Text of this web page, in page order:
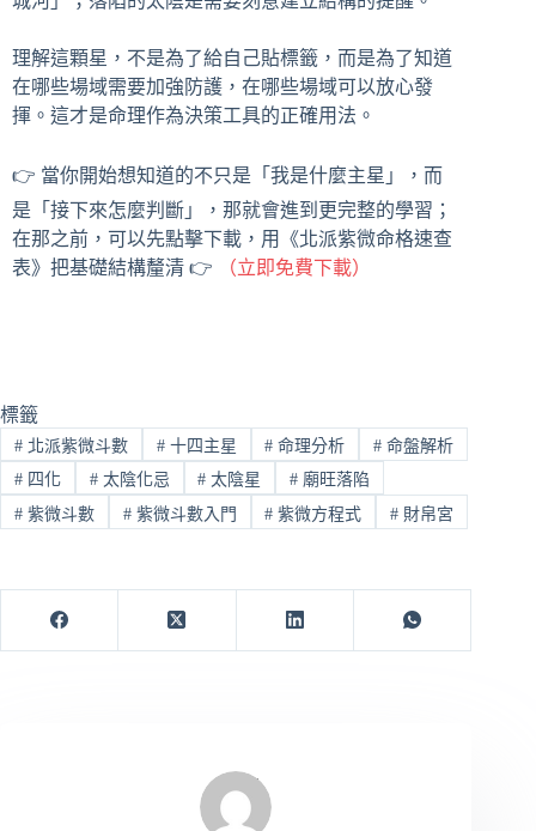
理解這顆星，不是為了給自己貼標籤，而是為了知道
在哪些場域需要加強防護，在哪些場域可以放心發
揮。這才是命理作為決策工具的正確用法。
👉 當你開始想知道的不只是「我是什麼主星」，而
是「接下來怎麼判斷」，那就會進到更完整的學習；
在那之前，可以先點擊下載，用《北派紫微命格速查
表》把基礎結構釐清 👉
（立即免費下載）
標籤
#北派紫微斗數 #十四主星 # 命理分析 # 命盤解析
#四化 #太陰化忌 # 太陰星 # 廟旺落陷
#紫微斗數 #紫微斗數入門 # 紫微方程式 # 財帛宮